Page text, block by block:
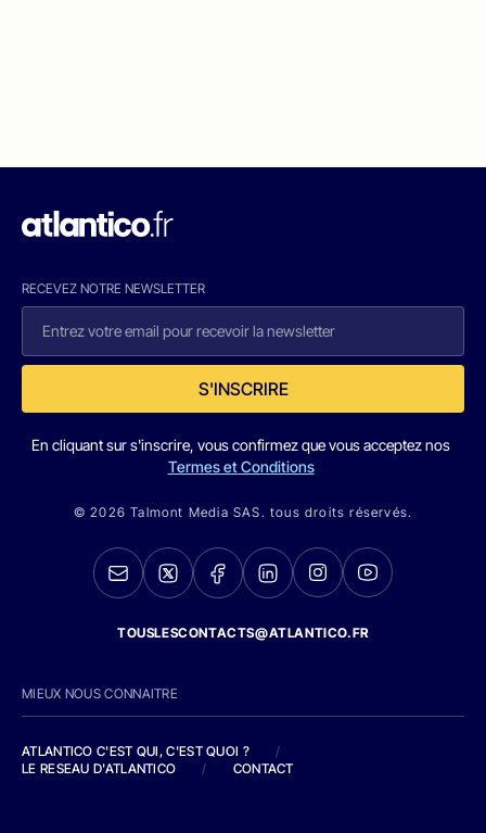
RECEVEZ NOTRE NEWSLETTER
S'INSCRIRE
En cliquant sur s'inscrire, vous confirmez que vous acceptez nos
Termes et Conditions
© 2026 Talmont Media SAS. tous droits réservés.
TOUSLESCONTACTS@ATLANTICO.FR
MIEUX NOUS CONNAITRE
ATLANTICO C'EST QUI, C'EST QUOI ?
/
LE RESEAU D'ATLANTICO
/ CONTACT